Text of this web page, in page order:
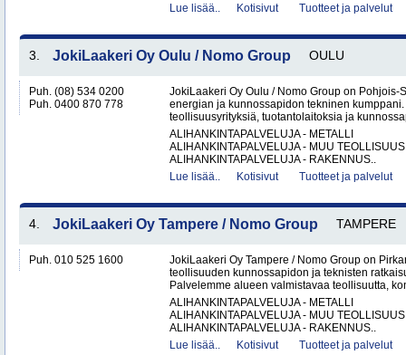
Lue lisää..
Kotisivut Tuotteet ja palvelut
3. JokiLaakeri Oy Oulu / Nomo Group OULU
Puh. (08) 534 0200
Puh. 0400 870 778
JokiLaakeri Oy Oulu / Nomo Group on Pohjois-
energian ja kunnossapidon tekninen
teollisuusyrityksiä, tuotantolaitoksia ja
ALIHANKINTAPALVELUJA - METALLI
ALIHANKINTAPALVELUJA - MUU TEOLLISUUS
ALIHANKINTAPALVELUJA - RAKENNUS..
Lue lisää..
Kotisivut Tuotteet ja palvelut
4. JokiLaakeri Oy Tampere / Nomo Group TAMPERE
Puh. 010 525 1600
JokiLaakeri Oy Tampere / Nomo Group on
teollisuuden kunnossapidon ja teknisten
Palvelemme alueen valmistavaa teollisuutta,
ALIHANKINTAPALVELUJA - METALLI
ALIHANKINTAPALVELUJA - MUU TEOLLISUUS
ALIHANKINTAPALVELUJA - RAKENNUS..
Lue lisää..
Kotisivut Tuotteet ja palvelut